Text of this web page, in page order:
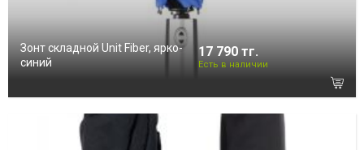
Зонт складной Unit Fiber, ярко-
синий
17 790 тг.
Есть в наличии